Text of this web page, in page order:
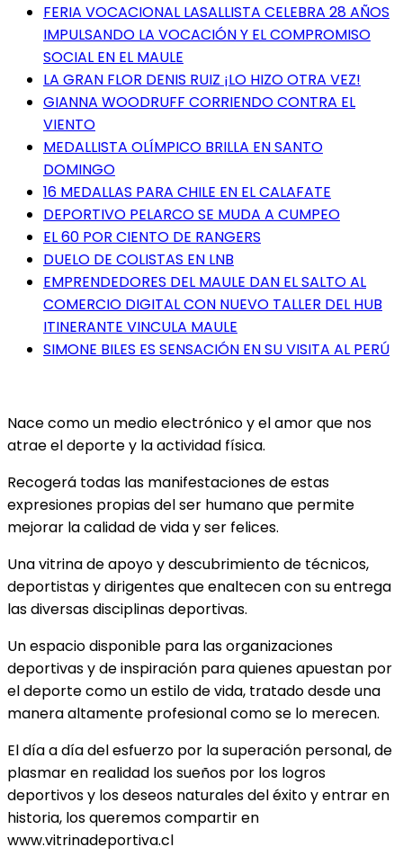
FERIA VOCACIONAL LASALLISTA CELEBRA 28 AÑOS
IMPULSANDO LA VOCACIÓN Y EL COMPROMISO
SOCIAL EN EL MAULE
LA GRAN FLOR DENIS RUIZ ¡LO HIZO OTRA VEZ!
GIANNA WOODRUFF CORRIENDO CONTRA EL
VIENTO
MEDALLISTA OLÍMPICO BRILLA EN SANTO
DOMINGO
16 MEDALLAS PARA CHILE EN EL CALAFATE
DEPORTIVO PELARCO SE MUDA A CUMPEO
EL 60 POR CIENTO DE RANGERS
DUELO DE COLISTAS EN LNB
EMPRENDEDORES DEL MAULE DAN EL SALTO AL
COMERCIO DIGITAL CON NUEVO TALLER DEL HUB
ITINERANTE VINCULA MAULE
SIMONE BILES ES SENSACIÓN EN SU VISITA AL PERÚ
Nace como un medio electrónico y el amor que nos
atrae el deporte y la actividad física.
Recogerá todas las manifestaciones de estas
expresiones propias del ser humano que permite
mejorar la calidad de vida y ser felices.
Una vitrina de apoyo y descubrimiento de técnicos,
deportistas y dirigentes que enaltecen con su entrega
las diversas disciplinas deportivas.
Un espacio disponible para las organizaciones
deportivas y de inspiración para quienes apuestan por
el deporte como un estilo de vida, tratado desde una
manera altamente profesional como se lo merecen.
El día a día del esfuerzo por la superación personal, de
plasmar en realidad los sueños por los logros
deportivos y los deseos naturales del éxito y entrar en
historia, los queremos compartir en
www.vitrinadeportiva.cl